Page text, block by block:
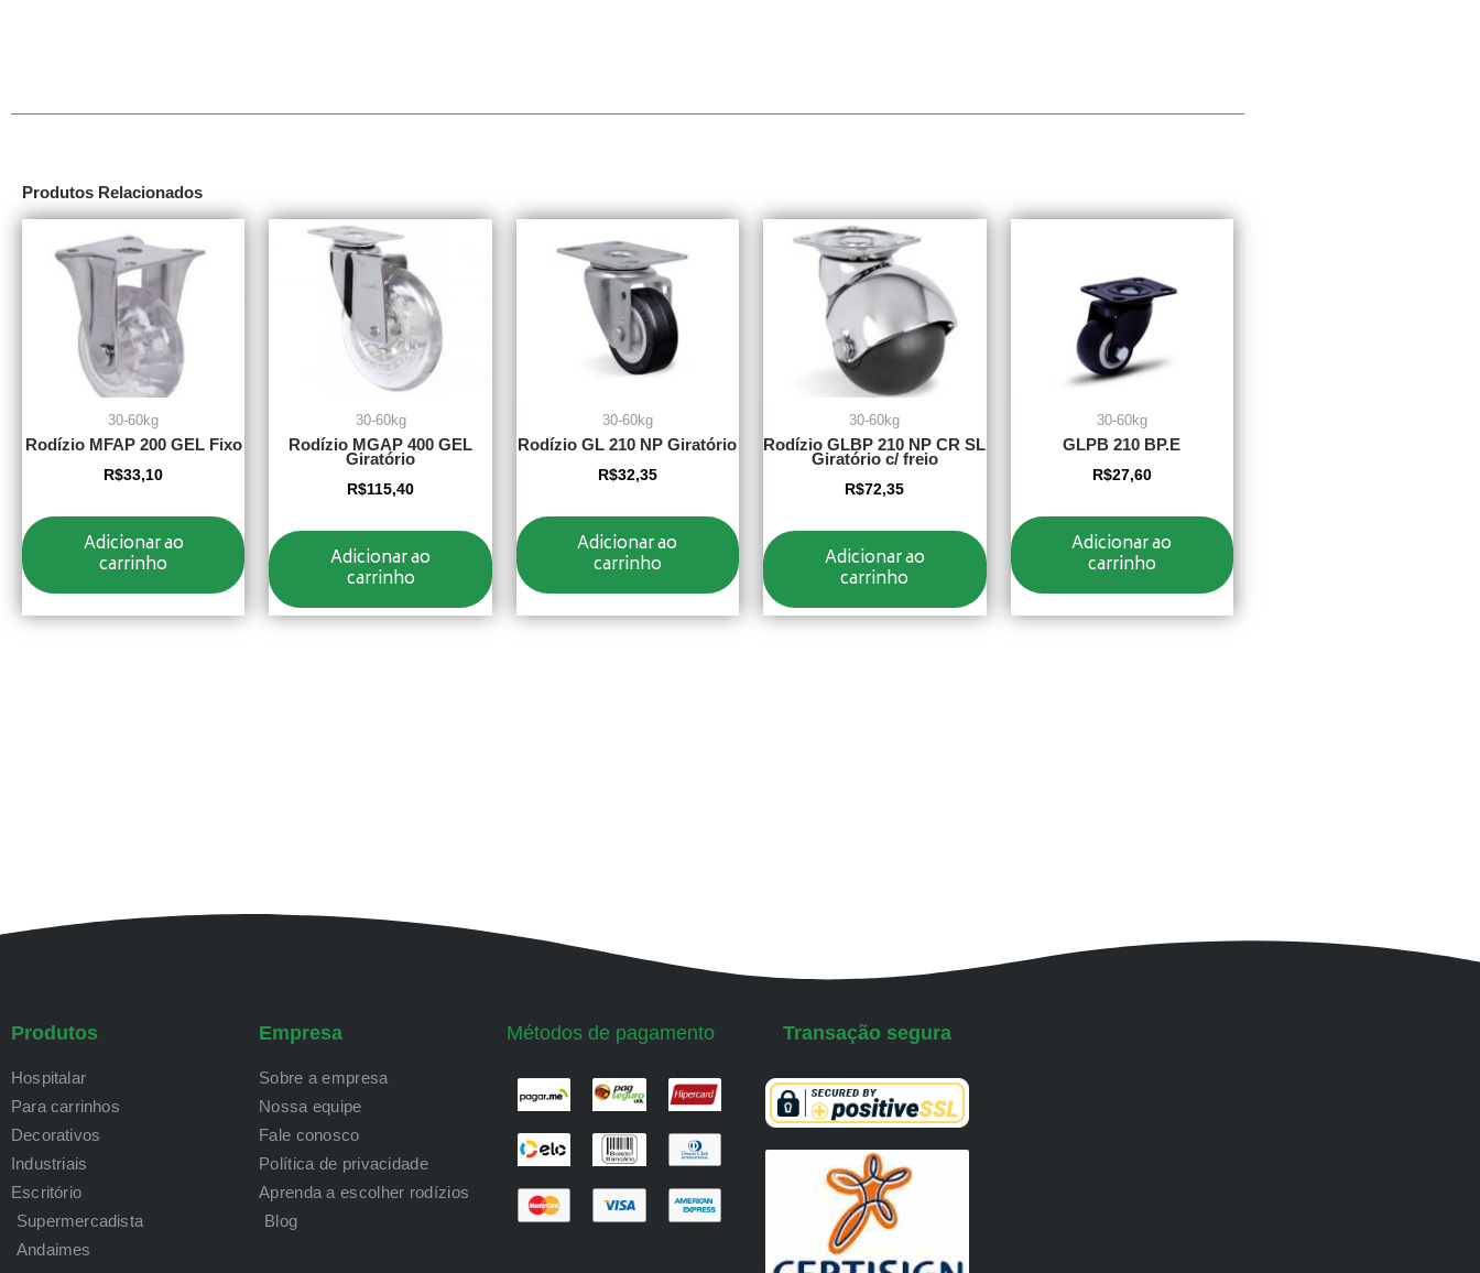
Produtos Relacionados
30-60kg
Rodízio MFAP 200 GEL Fixo
R$33,10
Adicionar ao
carrinho
30-60kg
Rodízio MGAP 400 GEL
Giratório
R$115,40
Adicionar ao
carrinho
30-60kg
Rodízio GL 210 NP Giratório
R$32,35
Adicionar ao
carrinho
30-60kg
Rodízio GLBP 210 NP CR SL
Giratório c/ freio
R$72,35
Adicionar ao
carrinho
30-60kg
GLPB 210 BP.E
R$27,60
Adicionar ao
carrinho
Produtos
Hospitalar
Para carrinhos
Decorativos
Industriais
Escritório
Supermercadista
Andaimes
Empresa
Sobre a empresa
Nossa equipe
Fale conosco
Política de privacidade
Aprenda a escolher rodízios
Blog
Métodos de pagamento Transação segura